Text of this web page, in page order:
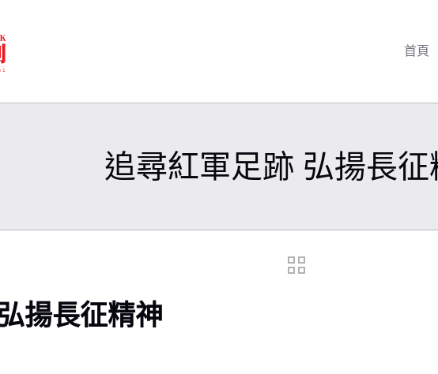
首頁
追尋紅軍足跡 弘揚長征
揚長征精神